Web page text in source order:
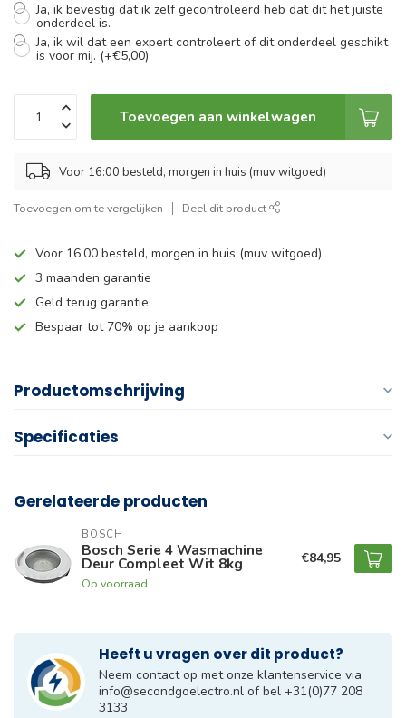
Ja, ik bevestig dat ik zelf gecontroleerd heb dat dit het juiste
onderdeel is.
Ja, ik wil dat een expert controleert of dit onderdeel geschikt
is voor mij. (+€5,00)
Toevoegen aan winkelwagen
Voor 16:00 besteld, morgen in huis (muv witgoed)
Toevoegen om te vergelijken Deel dit product
Voor 16:00 besteld, morgen in huis (muv witgoed)
3 maanden garantie
Geld terug garantie
Bespaar tot 70% op je aankoop
Productomschrijving
Specificaties
Gerelateerde producten
BOSCH
Bosch Serie 4 Wasmachine
Deur Compleet Wit 8kg
Op voorraad
€84,95
Heeft u vragen over dit product?
Neem contact op met onze klantenservice via
info@secondgoelectro.nl of bel +31(0)77 208
3133